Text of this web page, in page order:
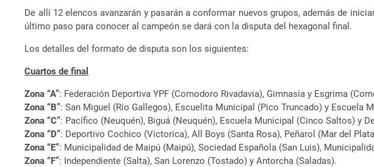
De allí 12 elencos avanzarán y pasarán a conformar nuevos grupos, además de
último paso para conocer al campeón se dará con la disputa del hexagonal final.
Los detalles del formato de disputa son los siguientes:
Cuartos de final
Zona “A”: Federación Deportiva YPF (Comodoro Rivadavia), Gimnasia y Esgrima
Zona “B”: San Miguel (Río Gallegos), Escuelita Municipal (Pico Truncado) y Escuela
Zona “C”: Pacífico (Neuquén), Biguá (Neuquén), Escuela Municipal (Cinco Saltos) y
Zona “D”: Deportivo Cochico (Victorica), All Boys (Santa Rosa), Peñarol (Mar del
Zona “E”: Municipalidad de Maipú (Maipú), Sociedad Española (San Luis),
Zona “F”: Independiente (Salta), San Lorenzo (Tostado) y Antorcha (Saladas).